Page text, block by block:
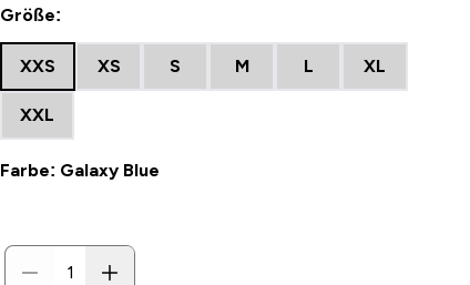
Größe:
XXS XS S M L XL
XXL
Farbe: Galaxy Blue